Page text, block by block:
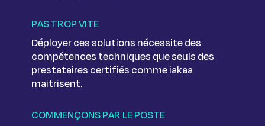
PAS TROP VITE
Déployer ces solutions nécessite des
compétences techniques que seuls des
prestataires certifiés comme iakaa
maitrisent.
COMMENÇONS PAR LE POSTE